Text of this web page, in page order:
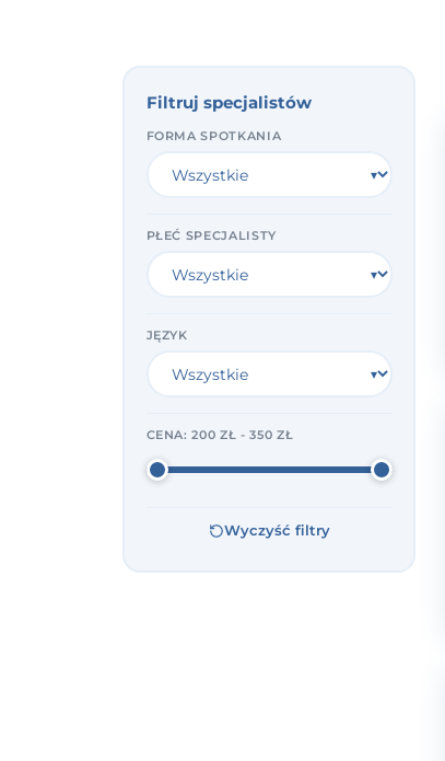
Filtruj specjalistów
FORMA SPOTKANIA
PŁEĆ SPECJALISTY
JĘZYK
CENA:200 ZŁ - 350 ZŁ
Wyczyść filtry